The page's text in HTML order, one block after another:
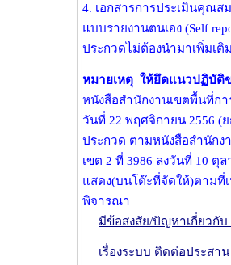
4. เอกสารการประเมินคุณ
แบบรายงานตนเอง (Self
ประกวดไม่ต้องนำมาเพิ่มเติ
หมายเหตุ ให้ยึดแนวปฏิบัติ
หนังสือสำนักงานเขตพื้นที่ก
วันที่ 22 พฤศจิกายน 2556 (
ประกวด ตามหนังสือสำนัก
เขต 2 ที่ 3986 ลงวันที่ 10 ตุ
แสดง(บนโต๊ะที่จัดให้)ตามที่
พิจารณา
มีข้อสงสัย/ปัญหาเกี่ยวกั
เรื่องระบบ ติดต่อประส